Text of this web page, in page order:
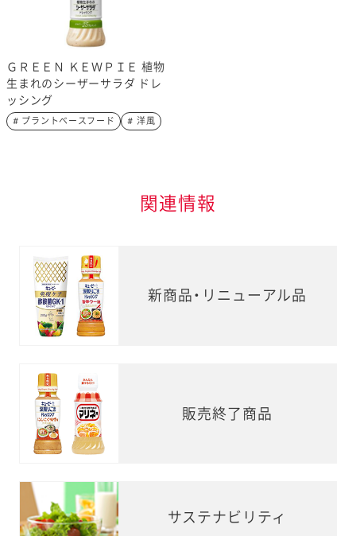
ＧＲＥＥＮ ＫＥＷＰＩＥ 植物
生まれのシーザーサラダ ドレ
ッシング
# プラントベースフード # 洋風
関連情報
新商品・リニューアル品
販売終了商品
サステナビリティ